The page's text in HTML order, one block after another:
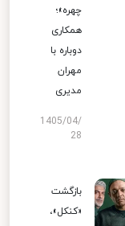
چهره»؛
همکاری
دوباره با
مهران
مدیری
1405/04/
28
بازگشت
«کنکل»،